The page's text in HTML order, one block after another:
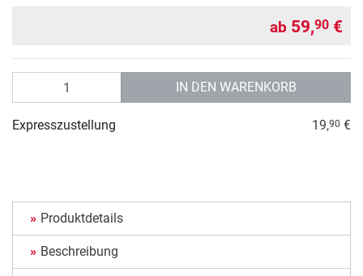
ab 59,90 €
IN DEN WARENKORB
Expresszustellung 19,90 €
Produktdetails
Beschreibung